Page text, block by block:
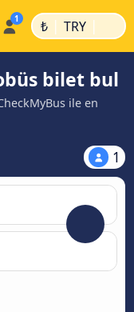
₺ | TRY |
bilet bul
ile en
1